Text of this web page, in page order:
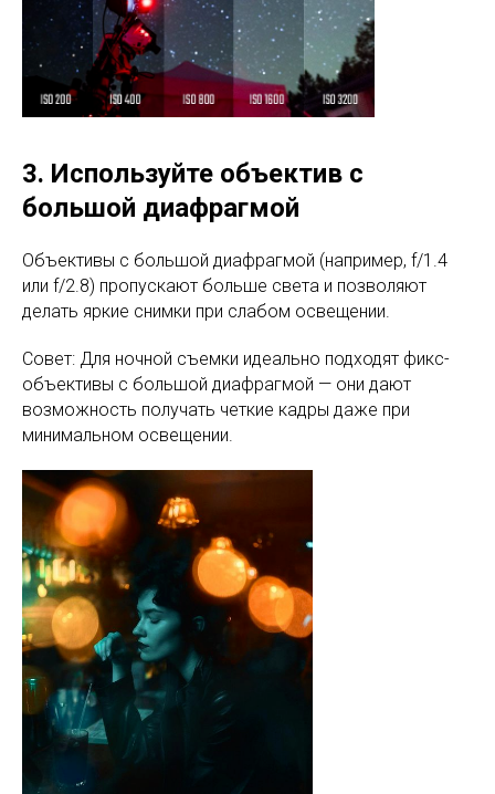
3. Используйте объектив с
большой диафрагмой
Объективы с большой диафрагмой (например, f/1.4
или f/2.8) пропускают больше света и позволяют
делать яркие снимки при слабом освещении.
Совет: Для ночной съемки идеально подходят фикс-
объективы с большой диафрагмой — они дают
возможность получать четкие кадры даже при
минимальном освещении.